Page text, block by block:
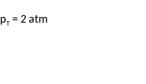
pT = 2 atm